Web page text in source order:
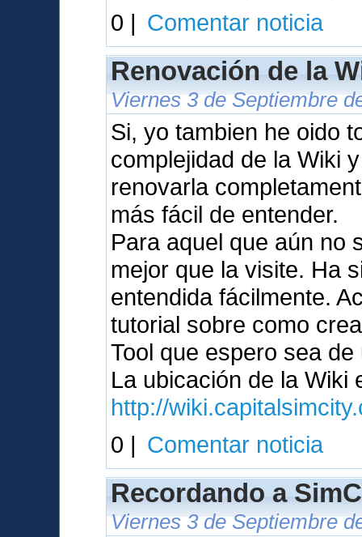
0 | Comentar noticia
Renovación de la
Viernes 3 de Septiembre
Si, yo tambien he oido
complejidad de la Wiki
renovarla
más fácil de entender.
Para aquel que aún no
mejor que la visite. Ha
entendida fácilmente.
tutorial sobre como
Tool que espero sea de
La ubicación de la Wiki
http://
0 | Comentar noticia
Recordando a
Viernes 3 de Septiembre